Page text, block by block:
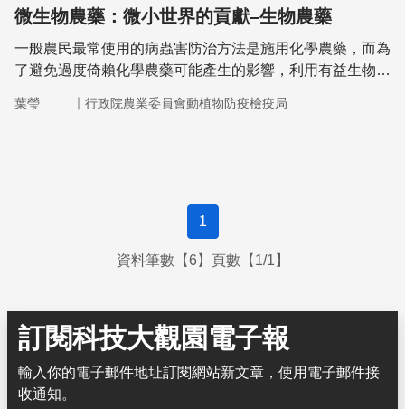
微生物農藥：微小世界的貢獻–生物農藥
一般農民最常使用的病蟲害防治方法是施用化學農藥，而為
了避免過度倚賴化學農藥可能產生的影響，利用有益生物製
防治資材，可應用在病蟲害綜合防治管理上。
葉瑩 ｜ 行政院農業委員會動植物防疫檢疫局
1
資料筆數【6】頁數【1/1】
訂閱科技大觀園電子報
輸入你的電子郵件地址訂閱網站新文章，使用電子郵件接
收通知。